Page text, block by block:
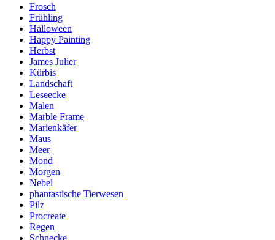
Frosch
Frühling
Halloween
Happy Painting
Herbst
James Julier
Kürbis
Landschaft
Leseecke
Malen
Marble Frame
Marienkäfer
Maus
Meer
Mond
Morgen
Nebel
phantastische Tierwesen
Pilz
Procreate
Regen
Schnecke